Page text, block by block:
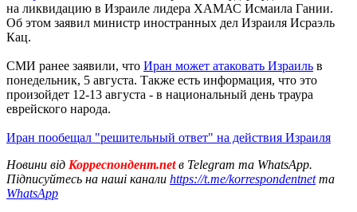
на ликвидацию в Израиле лидера ХАМАС Исмаила Гании.
Об этом заявил министр иностранных дел Израиля Исраэль
Кац.
СМИ ранее заявили, что Иран может атаковать Израиль в
понедельник, 5 августа. Также есть информация, что это
произойдет 12-13 августа - в национальный день траура
еврейского народа.
Иран пообещал "решительный ответ" на действия Израиля
Новини від Корреспондент.netв Telegram та WhatsApp.
Підписуйтесь на наші канали https://t.me/korrespondentnetта
WhatsApp